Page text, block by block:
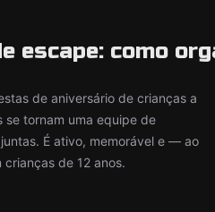
escape: como
de aniversário de crianças a
se tornam uma equipe de
É ativo, memorável e — ao
de 12 anos.